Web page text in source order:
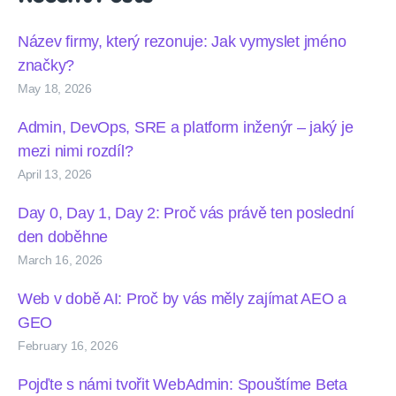
Název firmy, který rezonuje: Jak vymyslet jméno
značky?
May 18, 2026
Admin, DevOps, SRE a platform inženýr – jaký je
mezi nimi rozdíl?
April 13, 2026
Day 0, Day 1, Day 2: Proč vás právě ten poslední
den doběhne
March 16, 2026
Web v době AI: Proč by vás měly zajímat AEO a
GEO
February 16, 2026
Pojďte s námi tvořit WebAdmin: Spouštíme Beta